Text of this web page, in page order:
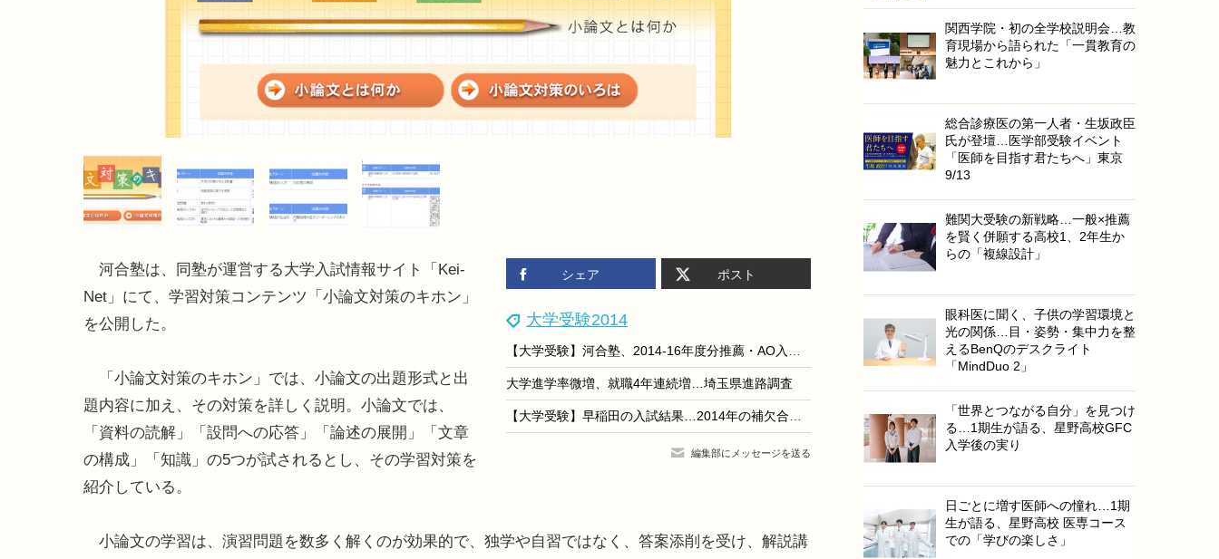
シェア ポスト
大学受験2014
【大学受験】河合塾、2014-16年度分推薦・AO入試結果6/24版を掲載
大学進学率微増、就職4年連続増…埼玉県進路調査
【大学受験】早稲田の入試結果…2014年の補欠合格は404人
編集部にメッセージを送る
河合塾は、同塾が運営する大学入試情報サイト「Kei-
Net」にて、学習対策コンテンツ「小論文対策のキホン」
を公開した。
「小論文対策のキホン」では、小論文の出題形式と出
題内容に加え、その対策を詳しく説明。小論文では、
「資料の読解」「設問への応答」「論述の展開」「文章
の構成」「知識」の5つが試されるとし、その学習対策を
紹介している。
小論文の学習は、演習問題を数多く解くのが効果的で、独学や自習ではなく、答案添削を受け、解説講
関西学院・初の全学校説明会…教
育現場から語られた「一貫教育の
魅力とこれから」
総合診療医の第一人者・生坂政臣
氏が登壇…医学部受験イベント
「医師を目指す君たちへ」東京
9/13
難関大受験の新戦略…一般×推薦
を賢く併願する高校1、2年生か
らの「複線設計」
眼科医に聞く、子供の学習環境と
光の関係…目・姿勢・集中力を整
えるBenQのデスクライト
「MindDuo 2」
「世界とつながる自分」を見つけ
る…1期生が語る、星野高校GFC
入学後の実り
日ごとに増す医師への憧れ…1期
生が語る、星野高校 医専コース
での「学びの楽しさ」